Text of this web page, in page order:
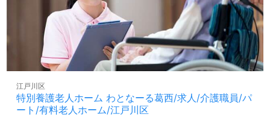
特別養護老人ホーム わとなーる葛西/求人/介護職員/パ
ート/有料老人ホーム/江戸川区
江戸川区